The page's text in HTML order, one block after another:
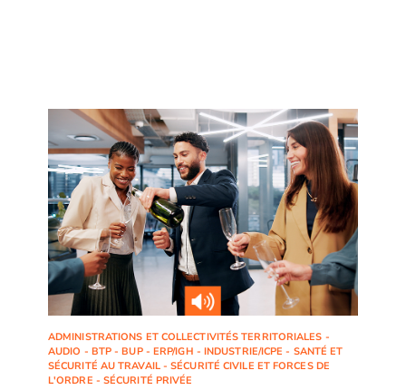
ADMINISTRATIONS ET COLLECTIVITÉS TERRITORIALES -
AUDIO - BTP - BUP - ERP/IGH - INDUSTRIE/ICPE - SANTÉ ET
SÉCURITÉ AU TRAVAIL - SÉCURITÉ CIVILE ET FORCES DE
L'ORDRE - SÉCURITÉ PRIVÉE